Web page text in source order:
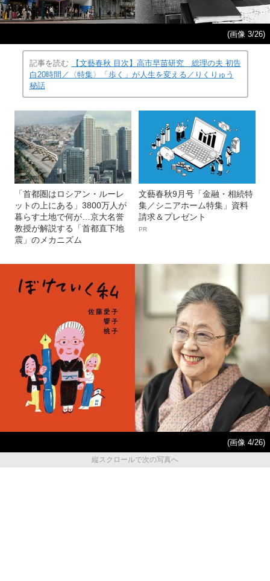
(画像 3/26)
記事を読む
【文藝春秋 目次】高市早苗研究 総理の夫 初告
白20時間／〈特集〉「歩く」が人生を変える／りくりゅう
秘話
「首都圏はロシアン・ルーレ
ットの上にある」3800万人が
暮らす土地で何が…京大名誉
教授が解説する「首都直下地
震」のメカニズム
文藝春秋9月号「金融・相続特
集／シニアホーム特集」資料
請求＆プレゼント
PR
(画像 4/26)
縦スクロールで次の写真へ